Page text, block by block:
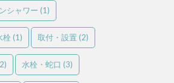
シャワー (1)
栓 (1) 取付・設置 (2)
水栓・蛇口 (3)